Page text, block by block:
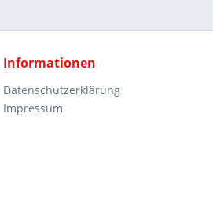
Informationen
Datenschutzerklärung
Impressum